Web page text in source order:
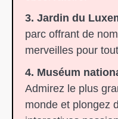
3. Jardin du
parc offrant de
merveilles pour
4. Muséum
Admirez le plus
monde et plongez